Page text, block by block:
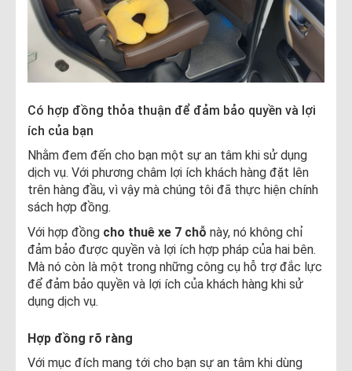
Có hợp đồng thỏa thuận để đảm bảo quyền và lợi
ích của bạn
Nhằm đem đến cho bạn một sự an tâm khi sử dụng
dịch vụ. Với phương châm lợi ích khách hàng đặt lên
trên hàng đầu, vì vậy mà chúng tôi đã thực hiện chính
sách hợp đồng.
Với hợp đồng cho thuê xe 7 chỗ này, nó không chỉ
đảm bảo được quyền và lợi ích hợp pháp của hai bên.
Mà nó còn là một trong những công cụ hỗ trợ đắc lực
để đảm bảo quyền và lợi ích của khách hàng khi sử
dụng dịch vụ.
Hợp đồng rõ ràng
Với mục đích mang tới cho bạn sự an tâm khi dùng